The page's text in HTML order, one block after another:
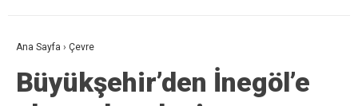
Ana Sayfa › Çevre
Büyükşehir’den İnegöl’e